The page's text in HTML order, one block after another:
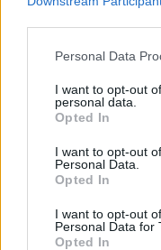
Personal Data
I want to opt-out
personal data.
Opted In
I want to opt-out
Personal Data.
Opted In
I want to opt-out
Personal Data for
Opted In